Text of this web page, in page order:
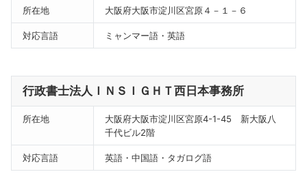
所在地 大阪府大阪市淀川区宮原４－１－６
対応言語 ミャンマー語・英語
行政書士法人ＩＮＳＩＧＨＴ西日本事務所
所在地
大阪府大阪市淀川区宮原4-1-45 新大阪八
千代ビル2階
対応言語 英語・中国語・タガログ語